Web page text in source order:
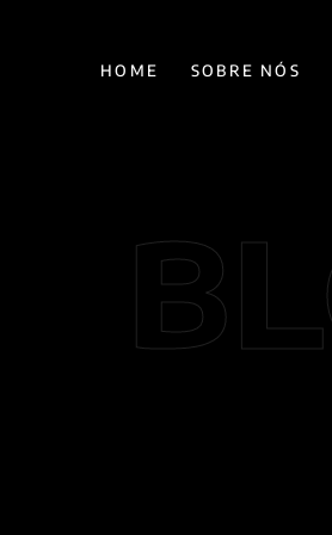
HOME SOBRE NÓS